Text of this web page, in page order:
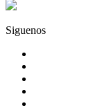
Siguenos